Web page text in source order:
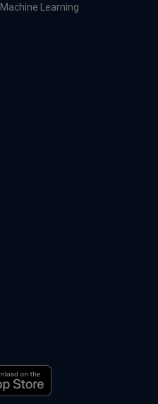
Machine Learning